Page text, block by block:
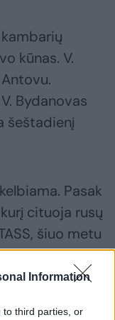
Information
to third parties, or
kūnas. V.
Bydanovas
šeštadienį
Pasak
cituoja rusų
šiuo metu